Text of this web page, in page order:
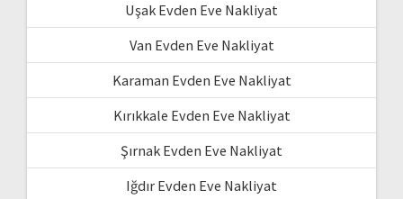
Uşak Evden Eve Nakliyat
Van Evden Eve Nakliyat
Karaman Evden Eve Nakliyat
Kırıkkale Evden Eve Nakliyat
Şırnak Evden Eve Nakliyat
Iğdır Evden Eve Nakliyat